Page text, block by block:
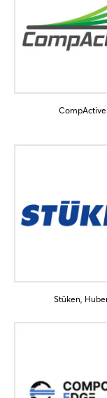
CompActive
Stüken,